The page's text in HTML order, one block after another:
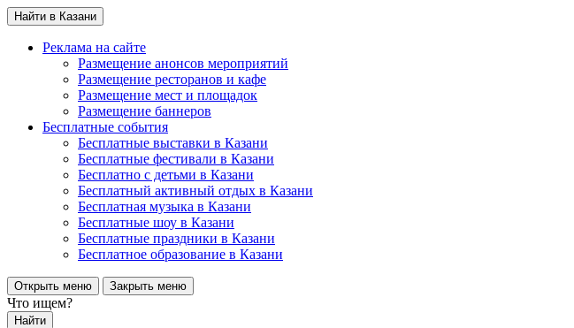
Найти в Казани
Реклама на сайте
Размещение анонсов мероприятий
Размещение ресторанов и кафе
Размещение мест и площадок
Размещение баннеров
Бесплатные события
Бесплатные выставки в Казани
Бесплатные фестивали в Казани
Бесплатно с детьми в Казани
Бесплатный активный отдых в Казани
Бесплатная музыка в Казани
Бесплатные шоу в Казани
Бесплатные праздники в Казани
Бесплатное образование в Казани
Открыть меню Закрыть меню
Что ищем?
Найти